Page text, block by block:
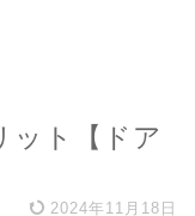
ット【ドア
2024年11月18日